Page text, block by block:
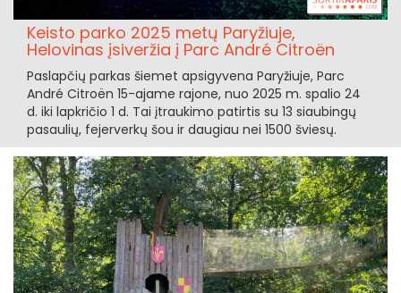
Keisto parko 2025 metų Paryžiuje,
Helovinas įsiveržia į Parc André Citroën
Paslapčių parkas šiemet apsigyvena Paryžiuje, Parc
André Citroën 15-ajame rajone, nuo 2025 m. spalio 24
d. iki lapkričio 1 d. Tai įtraukimo patirtis su 13 siaubingų
pasaulių, fejerverkų šou ir daugiau nei 1500 šviesų.